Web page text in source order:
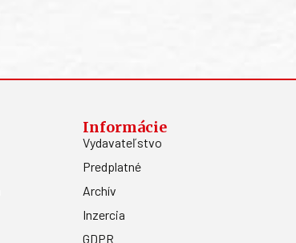
Informácie
Vydavateľstvo
Predplatné
Archív
Inzercia
GDPR